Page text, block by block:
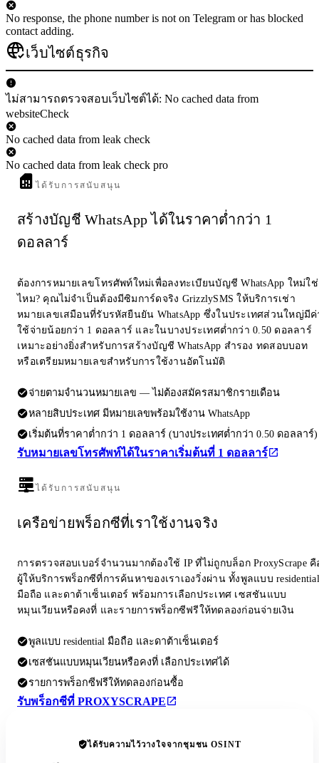
No response, the phone number is not on Telegram or has blocked
contact adding.
เว็บไซต์ธุรกิจ
ไม่สามารถตรวจสอบเว็บไซต์ได้: No cached data from
websiteCheck
No cached data from leak check
No cached data from leak check pro
ได้รับการสนับสนุน
สร้างบัญชี WhatsApp ได้ในราคาต่ำกว่า 1
ดอลลาร์
ต้องการหมายเลขโทรศัพท์ใหม่เพื่อลงทะเบียนบัญชี WhatsApp ใหม่ใช่
ไหม? คุณไม่จำเป็นต้องมีซิมการ์ดจริง GrizzlySMS ให้บริการเช่า
หมายเลขเสมือนที่รับรหัสยืนยัน WhatsApp ซึ่งในประเทศส่วนใหญ่มีค่
ใช้จ่ายน้อยกว่า 1 ดอลลาร์ และในบางประเทศต่ำกว่า 0.50 ดอลลาร์
เหมาะอย่างยิ่งสำหรับการสร้างบัญชี WhatsApp สำรอง ทดสอบบอท
หรือเตรียมหมายเลขสำหรับการใช้งานอัตโนมัติ
จ่ายตามจำนวนหมายเลข — ไม่ต้องสมัครสมาชิกรายเดือน
หลายสิบประเทศ มีหมายเลขพร้อมใช้งาน WhatsApp
เริ่มต้นที่ราคาต่ำกว่า 1 ดอลลาร์ (บางประเทศต่ำกว่า 0.50 ดอลลาร์)
รับหมายเลขโทรศัพท์ได้ในราคาเริ่มต้นที่ 1 ดอลลาร์
ได้รับการสนับสนุน
เครือข่ายพร็อกซีที่เราใช้งานจริง
การตรวจสอบเบอร์จำนวนมากต้องใช้ IP ที่ไม่ถูกบล็อก ProxyScrape คื
ผู้ให้บริการพร็อกซีที่การค้นหาของเราเองวิ่งผ่าน ทั้งพูลแบบ residential
มือถือ และดาต้าเซ็นเตอร์ พร้อมการเลือกประเทศ เซสชันแบบ
หมุนเวียนหรือคงที่ และรายการพร็อกซีฟรีให้ทดลองก่อนจ่ายเงิน
พูลแบบ residential มือถือ และดาต้าเซ็นเตอร์
เซสชันแบบหมุนเวียนหรือคงที่ เลือกประเทศได้
รายการพร็อกซีฟรีให้ทดลองก่อนซื้อ
รับพร็อกซีที่ PROXYSCRAPE
ได้รับความไว้วางใจจากชุมชน OSINT